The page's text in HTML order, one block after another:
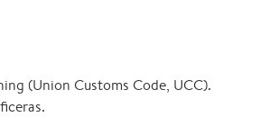
(Union Customs Code, UCC).